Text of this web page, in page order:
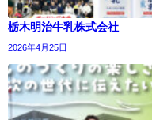
栃木明治牛乳株式会社
2026年4月25日